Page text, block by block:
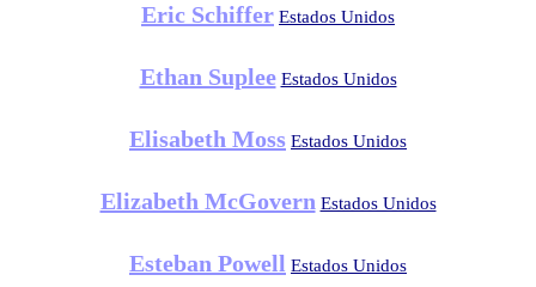
Eric Schiffer Estados Unidos
Ethan Suplee Estados Unidos
Elisabeth Moss Estados Unidos
Elizabeth McGovern Estados Unidos
Esteban Powell Estados Unidos